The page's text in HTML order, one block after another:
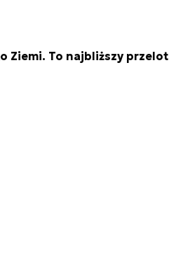
Ziemi. To najbliższy przelot